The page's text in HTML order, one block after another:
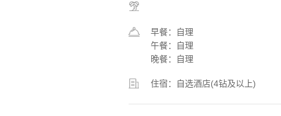
早餐：自理
午餐：自理
晚餐：自理
住宿：自选酒店(4钻及以上)